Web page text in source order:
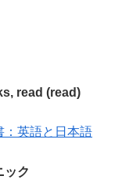
read (read)
：英語と日本語
ック